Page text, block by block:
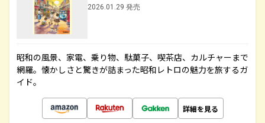
2026.01.29 発売
昭和の風景、家電、乗り物、駄菓子、喫茶店、カルチャーまで
網羅。懐かしさと驚きが詰まった昭和レトロの魅力を旅するガ
イド。
詳細を見る